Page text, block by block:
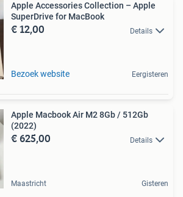
Apple Accessories Collection – Apple
SuperDrive for MacBook
€ 12,00 Details
Bezoek website Eergisteren
Apple Macbook Air M2 8Gb / 512Gb
(2022)
€ 625,00 Details
Maastricht Gisteren